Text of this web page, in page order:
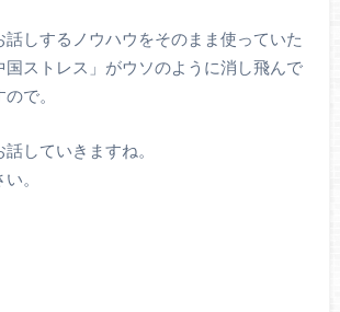
話しするノウハウをそのまま使っていた
国ストレス」がウソのように消し飛んで
で。
していきますね。
。